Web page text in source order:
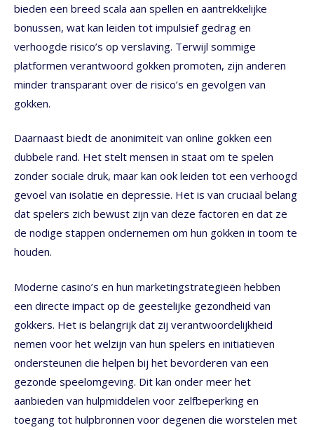
bieden een breed scala aan spellen en aantrekkelijke
bonussen, wat kan leiden tot impulsief gedrag en
verhoogde risico’s op verslaving. Terwijl sommige
platformen verantwoord gokken promoten, zijn anderen
minder transparant over de risico’s en gevolgen van
gokken.
Daarnaast biedt de anonimiteit van online gokken een
dubbele rand. Het stelt mensen in staat om te spelen
zonder sociale druk, maar kan ook leiden tot een verhoogd
gevoel van isolatie en depressie. Het is van cruciaal belang
dat spelers zich bewust zijn van deze factoren en dat ze
de nodige stappen ondernemen om hun gokken in toom te
houden.
Moderne casino’s en hun marketingstrategieën hebben
een directe impact op de geestelijke gezondheid van
gokkers. Het is belangrijk dat zij verantwoordelijkheid
nemen voor het welzijn van hun spelers en initiatieven
ondersteunen die helpen bij het bevorderen van een
gezonde speelomgeving. Dit kan onder meer het
aanbieden van hulpmiddelen voor zelfbeperking en
toegang tot hulpbronnen voor degenen die worstelen met